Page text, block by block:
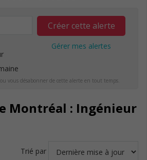
Créer cette alerte
Gérer mes alertes
vous désabonner de cette alerte en tout temps.
Montréal : Ingénieur
Trié par